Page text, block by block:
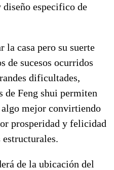
especifico de
la casa pero su suerte
de sucesos ocurridos
dificultades,
de Feng shui permiten
mejor convirtiendo
prosperidad y felicidad
de la ubicación del